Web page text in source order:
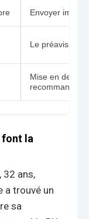
Envoyer
Le préavis
Mise en
recommandé.
font la
32 ans,
a trouvé un
sa